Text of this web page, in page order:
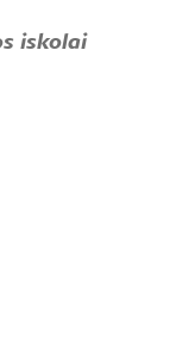
iskolai